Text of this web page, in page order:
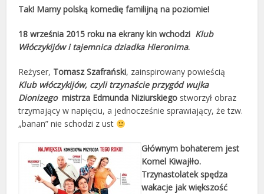
Tak! Mamy polską komedię familijną na poziomie!
18 września 2015 roku na ekrany kin wchodzi Klub
Włóczykijów i tajemnica dziadka Hieronima.
Reżyser, Tomasz Szafrański, zainspirowany powieścią
Klub włóczykijów, czyli trzynaście przygód wujka
Dionizegomistrza Edmunda Niziurskiego stworzył obraz
trzymający w napięciu, a jednocześnie sprawiający, że tzw.
„banan” nie schodzi z ust
Głównym bohaterem jest
Kornel Kiwajłło.
Trzynastolatek spędza
wakacje jak większość